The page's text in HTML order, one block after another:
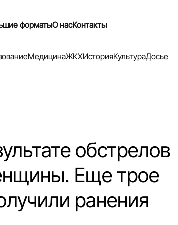
форматыО насКонтакты
МедицинаЖКХИсторияКультураДосье
обстрелов
Еще трое
ранения